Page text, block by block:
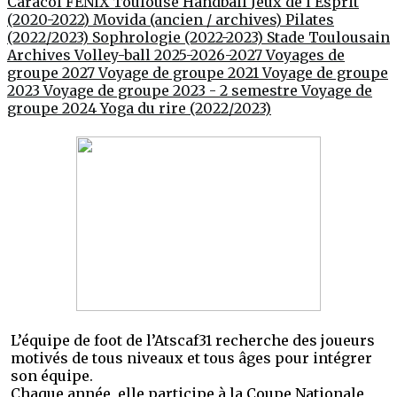
(2020-2022) Movida (ancien / archives) Pilates
(2022/2023) Sophrologie (2022-2023) Stade Toulousain
Archives Volley-ball 2025-2026-2027Voyages de
groupe 2027Voyage de groupe 2021Voyage de groupe
2023Voyage de groupe 2023 - 2 semestreVoyage de
groupe 2024Yoga du rire (2022/2023)
L’équipe de foot de l’Atscaf31 recherche des joueurs
motivés de tous niveaux et tous âges pour intégrer
son équipe.
Chaque année, elle participe à la Coupe Nationale